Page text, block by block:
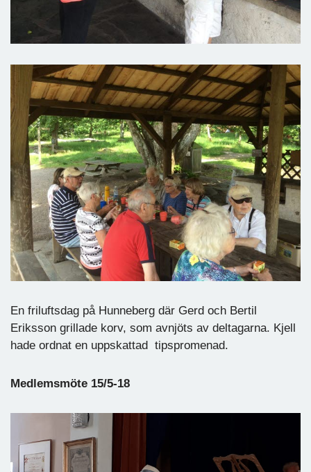
En friluftsdag på Hunneberg där Gerd och Bertil
Eriksson grillade korv, som avnjöts av deltagarna. Kjell
hade ordnat en uppskattad tipspromenad.
Medlemsmöte 15/5-18